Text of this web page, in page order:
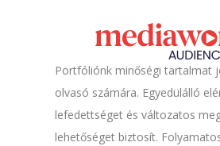
Portfóliónk minőségi tartalmat
olvasó számára. Egyedülálló
lefedettséget és változatos
lehetőséget biztosít.